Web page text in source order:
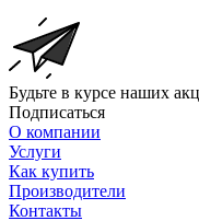
Будьте в курсе наших
Подписаться
О компании
Услуги
Как купить
Производители
Контакты